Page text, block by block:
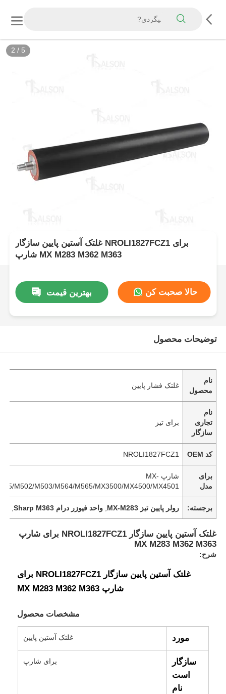
2 / 5
غلتک آستین پایین سازگار NROLI1827FCZ1 برای
شارپ MX M283 M362 M363
بهترین قیمت حالا صحبت کن
توضیحات محصول
نام
محصول
غلتک فشار پایین
نام
تجاری
سازگار
برای تیز
کد OEM NROLI1827FCZ1
برای
مدل
شارپ MX-
M502/M503/M564/M565/MX3500/MX4500/MX4501
برجسته: رولر پایین تیز MX-M283 ,واحد فیوزر درام Sharp M363
غلتک آستین پایین سازگار NROLI1827FCZ1 برای شارپ
MX M283 M362 M363
شرح:
غلتک آستین پایین سازگار NROLI1827FCZ1 برای
شارپ MX M283 M362 M363
مشخصات محصول
مورد غلتک آستین پایین
سازگار
است
نام
برای شارپ